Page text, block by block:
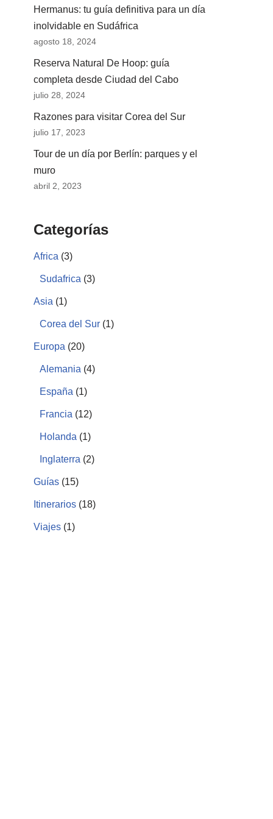
Hermanus: tu guía definitiva para un día
inolvidable en Sudáfrica
agosto 18, 2024
Reserva Natural De Hoop: guía
completa desde Ciudad del Cabo
julio 28, 2024
Razones para visitar Corea del Sur
julio 17, 2023
Tour de un día por Berlín: parques y el
muro
abril 2, 2023
Categorías
Africa (3)
Sudafrica (3)
Asia (1)
Corea del Sur (1)
Europa (20)
Alemania (4)
España (1)
Francia (12)
Holanda (1)
Inglaterra (2)
Guías (15)
Itinerarios (18)
Viajes (1)